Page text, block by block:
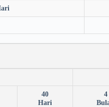
40
Hari
4